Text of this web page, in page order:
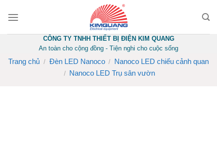
CÔNG TY TNHH THIẾT BỊ ĐIỆN KIM QUANG
An toàn cho cộng đồng - Tiện nghi cho cuộc sống
Trang chủ / Đèn LED Nanoco / Nanoco LED chiếu cảnh quan
/ Nanoco LED Trụ sân vườn